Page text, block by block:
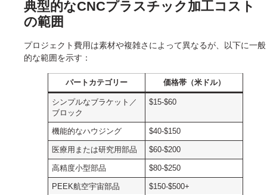
典型的なCNCプラスチック加工コスト
の範囲
プロジェクト費用は素材や複雑さによって異なるが、以下に一般
的な範囲を示す：
パートカテゴリー 価格帯（米ドル）
シンプルなブラケット／
ブロック
$15-$60
機能的なハウジング $40-$150
医療用または研究用部品 $60-$200
高精度小型部品 $80-$250
PEEK航空宇宙部品 $150-$500+